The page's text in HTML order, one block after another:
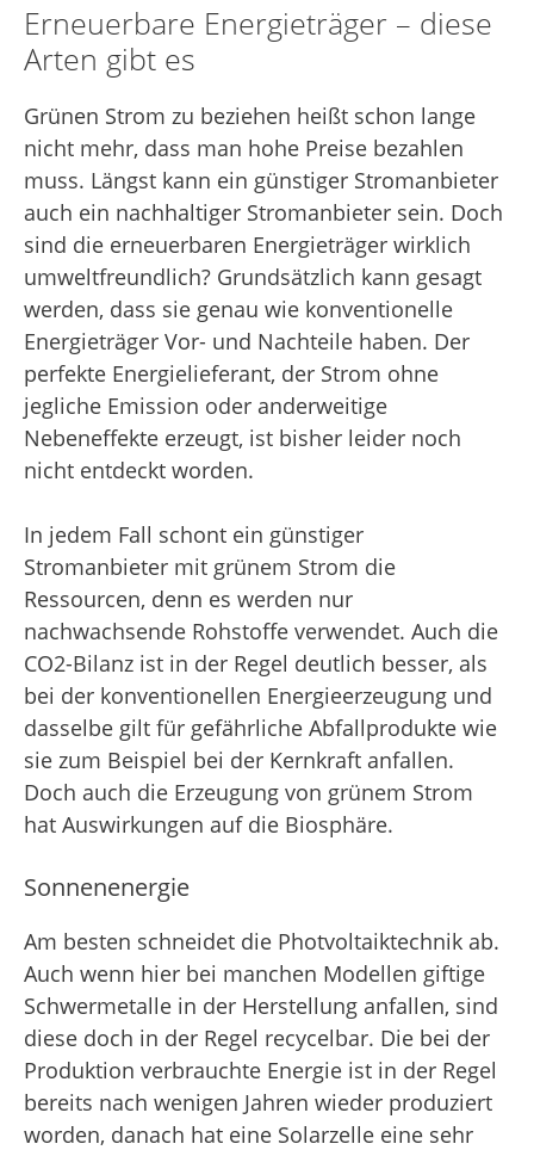
Erneuerbare Energieträger – diese
Arten gibt es
Grünen Strom zu beziehen heißt schon lange
nicht mehr, dass man hohe Preise bezahlen
muss. Längst kann ein günstiger Stromanbieter
auch ein nachhaltiger Stromanbieter sein. Doch
sind die erneuerbaren Energieträger wirklich
umweltfreundlich? Grundsätzlich kann gesagt
werden, dass sie genau wie konventionelle
Energieträger Vor- und Nachteile haben. Der
perfekte Energielieferant, der Strom ohne
jegliche Emission oder anderweitige
Nebeneffekte erzeugt, ist bisher leider noch
nicht entdeckt worden.
In jedem Fall schont ein günstiger
Stromanbieter mit grünem Strom die
Ressourcen, denn es werden nur
nachwachsende Rohstoffe verwendet. Auch die
CO2-Bilanz ist in der Regel deutlich besser, als
bei der konventionellen Energieerzeugung und
dasselbe gilt für gefährliche Abfallprodukte wie
sie zum Beispiel bei der Kernkraft anfallen.
Doch auch die Erzeugung von grünem Strom
hat Auswirkungen auf die Biosphäre.
Sonnenenergie
Am besten schneidet die Photvoltaiktechnik ab.
Auch wenn hier bei manchen Modellen giftige
Schwermetalle in der Herstellung anfallen, sind
diese doch in der Regel recycelbar. Die bei der
Produktion verbrauchte Energie ist in der Regel
bereits nach wenigen Jahren wieder produziert
worden, danach hat eine Solarzelle eine sehr